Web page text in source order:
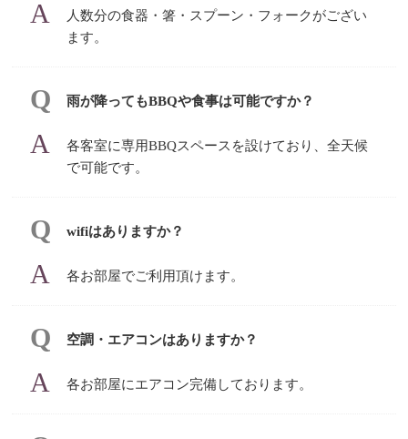
人数分の食器・箸・スプーン・フォークがござい
ます。
雨が降ってもBBQや食事は可能ですか？
各客室に専用BBQスペースを設けており、全天候
で可能です。
wifiはありますか？
各お部屋でご利用頂けます。
空調・エアコンはありますか？
各お部屋にエアコン完備しております。